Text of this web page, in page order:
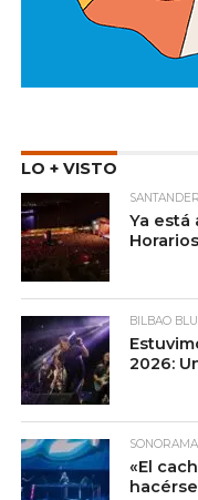
LO + VISTO
Ya está
Horarios
BILBAO
2026:
SONORAMA
«El